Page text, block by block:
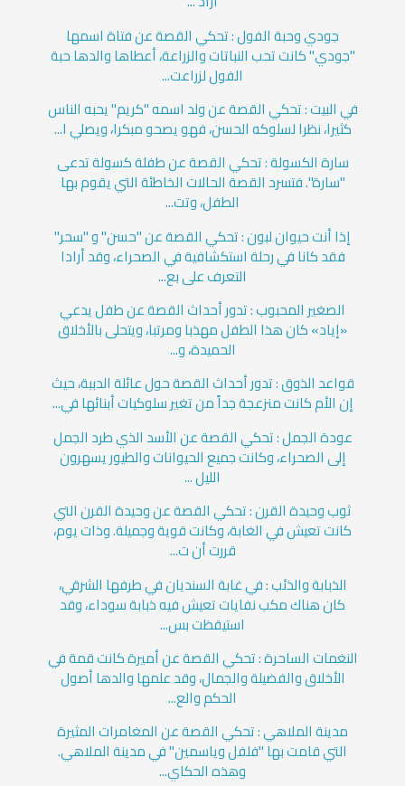
جودي وحبة الفول : تحكي القصة عن فتاة اسمها
"جودي" كانت تحب النباتات والزراعة، أعطاها والدها حبة
الفول لزراعت...
في البيت : تحكي القصة عن ولد اسمه "كريم" يحبه الناس
كثيرا، نظرا لسلوكه الحسن، فهو يصحو مبكرا، ويصلي ا...
سارة الكسولة : تحكي القصة عن طفلة كسولة تدعى
"سارة". فتسرد القصة الحالات الخاطئة التي يقوم بها
الطفل، وتت...
إذا أنت حيوان لبون : تحكي القصة عن "حسن" و "سحر"
فقد كانا في رحلة استكشافية في الصحراء، وقد أرادا
التعرف على بع...
الصغير المحبوب : تدور أحداث القصة عن طفل يدعي
«إياد» كان هذا الطفل مهذبا ومرتبا، ويتحلى بالأخلاق
الحميدة، و...
قواعد الذوق : تدور أحداث القصة حول عائلة الدببة، حيث
إن الأم كانت منزعجة جداً من تغير سلوكيات أبنائها في...
عودة الجمل : تحكي القصة عن الأسد الذي طرد الجمل
إلى الصحراء، وكانت جميع الحيوانات والطيور يسهرون
الليل ...
ثوب وحيدة القرن : تحكي القصة عن وحيدة القرن التي
كانت تعيش في الغابة، وكانت قوية وجميلة. وذات يوم،
قررت أن ت...
الذبابة والذئب : في غابة السنديان في طرفها الشرقي،
كان هناك مكب نفايات تعيش فيه ذبابة سوداء، وقد
استيقظت بس...
النغمات الساحرة : تحكي القصة عن أميرة كانت قمة في
الأخلاق والفضيلة والجمال، وقد علمها والدها أصول
الحكم والع...
مدينة الملاهي : تحكي القصة عن المغامرات المثيرة
التي قامت بها "فلفل وياسمين" في مدينة الملاهي.
وهذه الحكاي...